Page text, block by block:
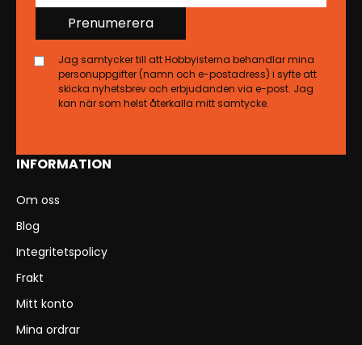
INFORMATION
Om oss
Blog
Integritetspolicy
Frakt
Mitt konto
Mina ordrar
Prenumerera
Jag samtycker till att Hobbyisterna behandlar mina
personuppgifter (namn och e-postadress) i syfte att
skicka nyhetsbrev och erbjudanden via e-post. Jag
kan när som helst återkalla mitt samtycke.